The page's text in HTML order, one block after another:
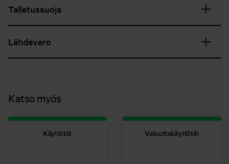
Talletussuoja
Lähdevero
Katso myös
Käyttötili Valuuttakäyttötili